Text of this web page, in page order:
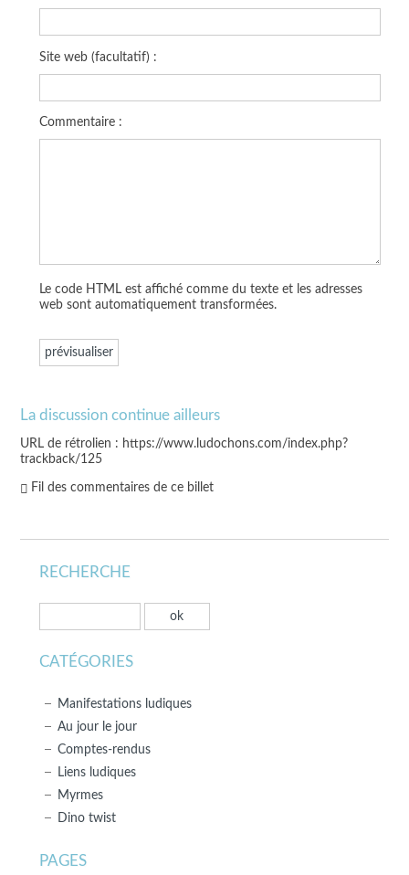
Site web (facultatif) :
Commentaire :
Le code HTML est affiché comme du texte et les adresses
web sont automatiquement transformées.
La discussion continue ailleurs
URL de rétrolien : https://www.ludochons.com/index.php?
trackback/125
Fil des commentaires de ce billet
RECHERCHE
CATÉGORIES
Manifestations ludiques
Au jour le jour
Comptes-rendus
Liens ludiques
Myrmes
Dino twist
PAGES